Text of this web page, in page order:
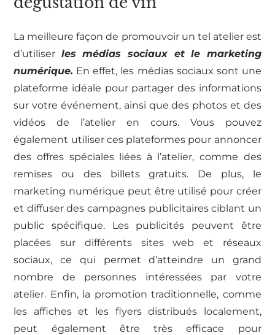
La meilleure façon de promouvoir un tel atelier est
d’utiliser les médias sociaux et le marketing
numérique. En effet, les médias sociaux sont une
plateforme idéale pour partager des informations
sur votre événement, ainsi que des photos et des
vidéos de l’atelier en cours. Vous pouvez
également utiliser ces plateformes pour annoncer
des offres spéciales liées à l’atelier, comme des
remises ou des billets gratuits. De plus, le
marketing numérique peut être utilisé pour créer
et diffuser des campagnes publicitaires ciblant un
public spécifique. Les publicités peuvent être
placées sur différents sites web et réseaux
sociaux, ce qui permet d’atteindre un grand
nombre de personnes intéressées par votre
atelier. Enfin, la promotion traditionnelle, comme
les affiches et les flyers distribués localement,
peut également être très efficace pour